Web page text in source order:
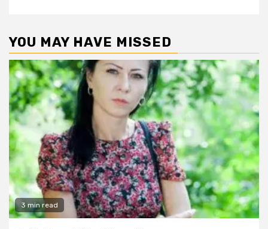
YOU MAY HAVE MISSED
3 min read